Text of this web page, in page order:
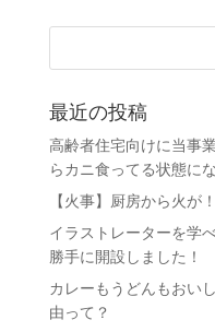
最近の投稿
高齢者住宅向けに当事
らカニ食ってる状態に
【火事】厨房から火が
イラストレーターを学
勝手に開設しました！
カレーもうどんもおい
由って？